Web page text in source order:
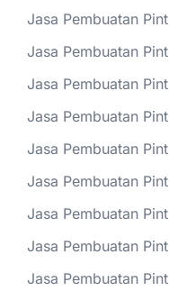
Jasa Pembuatan
Jasa Pembuatan
Jasa Pembuatan
Jasa Pembuatan
Jasa Pembuatan
Jasa Pembuatan
Jasa Pembuatan
Jasa Pembuatan
Jasa Pembuatan